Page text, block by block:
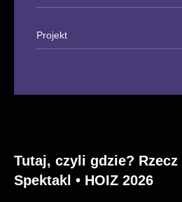
Projekt
Tutaj, czyli gdzie?
Spektakl • HOIZ 2026